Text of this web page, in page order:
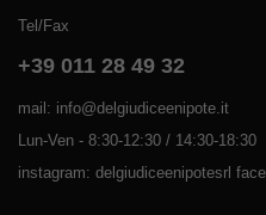
Tel/Fax
+39 011 28 49 32
mail: info@delgiudiceenipote.it
Lun-Ven - 8:30-12:30 / 14:30-18:30
instagram: delgiudiceenipotesrl